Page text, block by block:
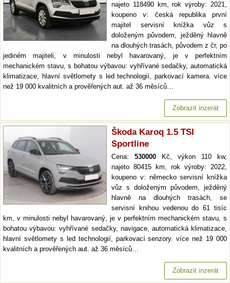
najeto 118490 km, rok výroby: 2021,
koupeno v: česká republika první
majitel servisní knížka vůz s
doloženým původem, ježděný hlavně
na dlouhých trasách, původem z čr, po
jediném majiteli, v minulosti nebyl havarovaný, je v perfektním
mechanickém stavu, s bohatou výbavou: vyhřívané sedačky, automatická
klimatizace, hlavní světlomety s led technologií, parkovací kamera. více
než 19 000 kvalitních a prověřených aut. až 36 měsíců…
Zobrazit inzerát
Škoda Karoq 1.5 TSI
Sportline
Cena: 530000 Kč, výkon 110 kw,
najeto 80415 km, rok výroby: 2022,
koupeno v: německo servisní knížka
vůz s doloženým původem, ježděný
hlavně na dlouhých trasách, se
servisní knihou vedenou do 61 tisíc
km, v minulosti nebyl havarovaný, je v perfektním mechanickém stavu, s
bohatou výbavou: vyhřívané sedačky, navigace, automatická klimatizace,
hlavní světlomety s led technologií, parkovací senzory. více než 19 000
kvalitních a prověřených aut. až 36 měsíců…
Zobrazit inzerát